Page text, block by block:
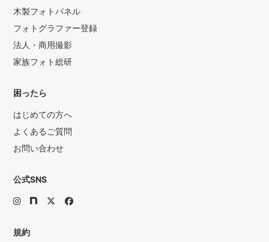
木製フォトパネル
フォトグラファー登録
法人・商用撮影
家族フォト総研
困ったら
はじめての方へ
よくあるご質問
お問い合わせ
公式SNS
規約